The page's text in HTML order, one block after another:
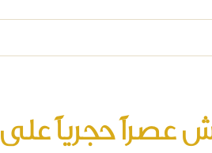
عصراً حجرياً على